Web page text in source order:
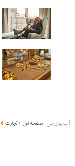
آپ یہاں ہیں: صفحہ اول تجارت